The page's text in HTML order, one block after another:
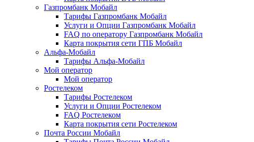
Газпромбанк Мобайл
Тарифы Газпромбанк Мобайл
Услуги и Опции Газпромбанк Мобайл
FAQ по оператору Газпромбанк Мобайл
Карта покрытия сети ГПБ Мобайл
Альфа-Мобайл
Тарифы Альфа-Мобайл
Мой оператор
Мой оператор
Ростелеком
Тарифы Ростелеком
Услуги и Опции Ростелеком
FAQ Ростелеком
Карта покрытия сети Ростелеком
Почта России Мобайл